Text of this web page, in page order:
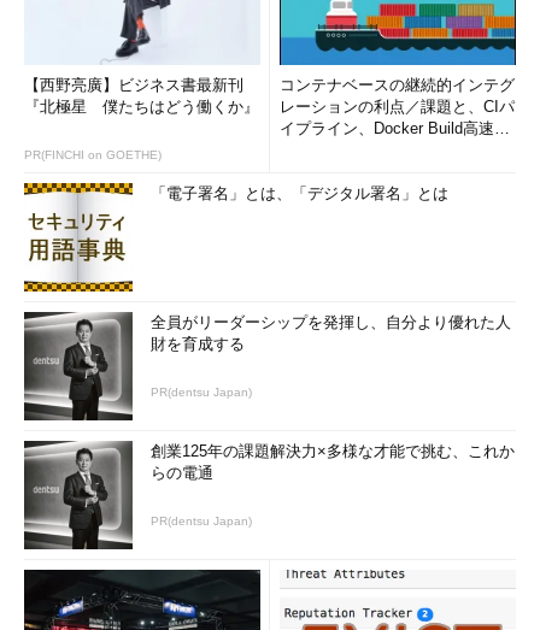
【西野亮廣】ビジネス書最新刊
『北極星 僕たちはどう働くか』
PR(FINCHI on GOETHE)
コンテナベースの継続的インテグ
レーションの利点／課題と、CIパ
イプライン、Docker Build高速化
「電子署名」とは、「デジタル署名」とは
全員がリーダーシップを発揮し、自分より優れた人
財を育成する
PR(dentsu Japan)
創業125年の課題解決力×多様な才能で挑む、これか
らの電通
PR(dentsu Japan)